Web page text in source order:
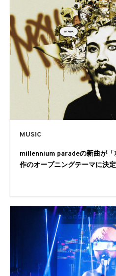
MUSIC
millennium paradeの新曲が「
作のオープニングテーマに決定